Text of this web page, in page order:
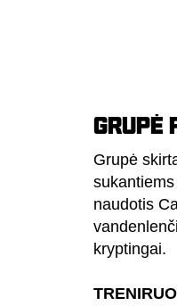
GRUPĖ
Grupė
naudotis
kryptingai.